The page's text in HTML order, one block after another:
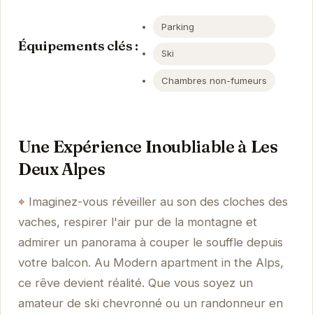
Équipements clés :
Parking
Ski
Chambres non-fumeurs
Une Expérience Inoubliable à Les
Deux Alpes
Imaginez-vous réveiller au son des cloches des
vaches, respirer l'air pur de la montagne et
admirer un panorama à couper le souffle depuis
votre balcon. Au Modern apartment in the Alps,
ce rêve devient réalité. Que vous soyez un
amateur de ski chevronné ou un randonneur en